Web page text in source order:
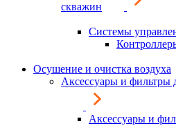
скважин
Системы
Осушение и очистка воздуха
Аксессуары и фильтры
Аксессуары и